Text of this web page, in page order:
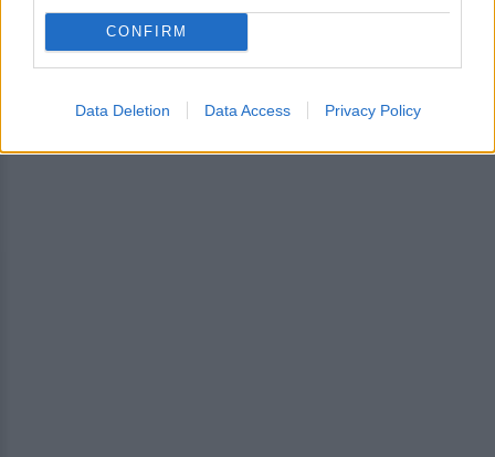
CONFIRM
Data Deletion Data Access Privacy Policy